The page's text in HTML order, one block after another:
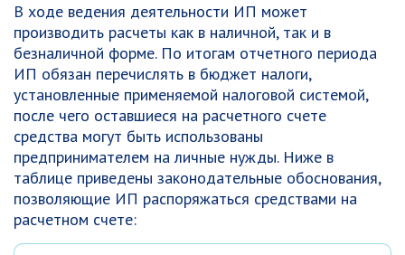
В ходе ведения деятельности ИП может
производить расчеты как в наличной, так и в
безналичной форме. По итогам отчетного периода
ИП обязан перечислять в бюджет налоги,
установленные применяемой налоговой системой,
после чего оставшиеся на расчетного счете
средства могут быть использованы
предпринимателем на личные нужды. Ниже в
таблице приведены законодательные обоснования,
позволяющие ИП распоряжаться средствами на
расчетном счете: